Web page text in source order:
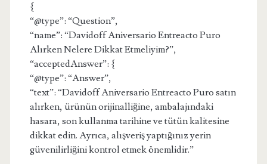
{
“@type”: “Question”,
“name”: “Davidoff Aniversario Entreacto Puro
Alırken Nelere Dikkat Etmeliyim?”,
“acceptedAnswer”: {
“@type”: “Answer”,
“text”: “Davidoff Aniversario Entreacto Puro satın
alırken, ürünün orijinalliğine, ambalajındaki
hasara, son kullanma tarihine ve tütün kalitesine
dikkat edin. Ayrıca, alışveriş yaptığınız yerin
güvenilirliğini kontrol etmek önemlidir.”